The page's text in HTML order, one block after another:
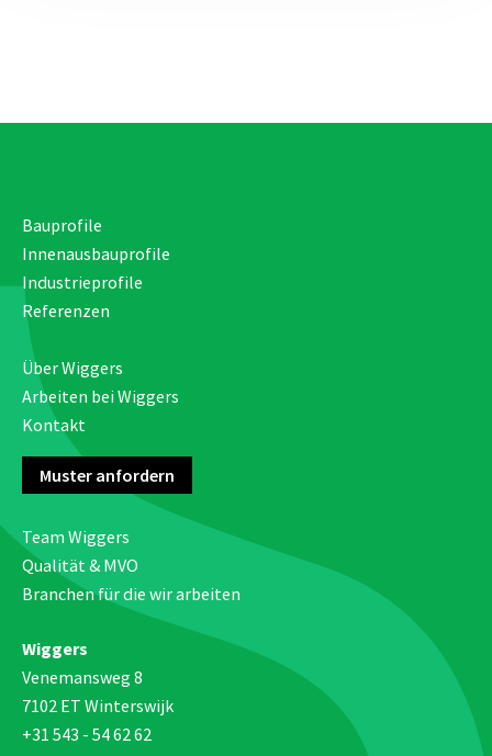
Bauprofile
Innenausbauprofile
Industrieprofile
Referenzen
Über Wiggers
Arbeiten bei Wiggers
Kontakt
Muster anfordern
Team Wiggers
Qualität & MVO
Branchen für die wir arbeiten
Wiggers
Venemansweg 8
7102 ET Winterswijk
+31 543 - 54 62 62